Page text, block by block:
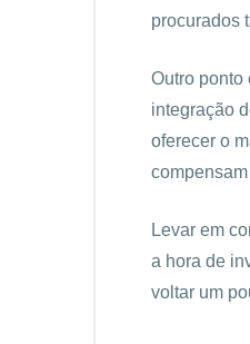
procurados
Outro ponto
integração
oferecer o
Levar em
a hora de
voltar um